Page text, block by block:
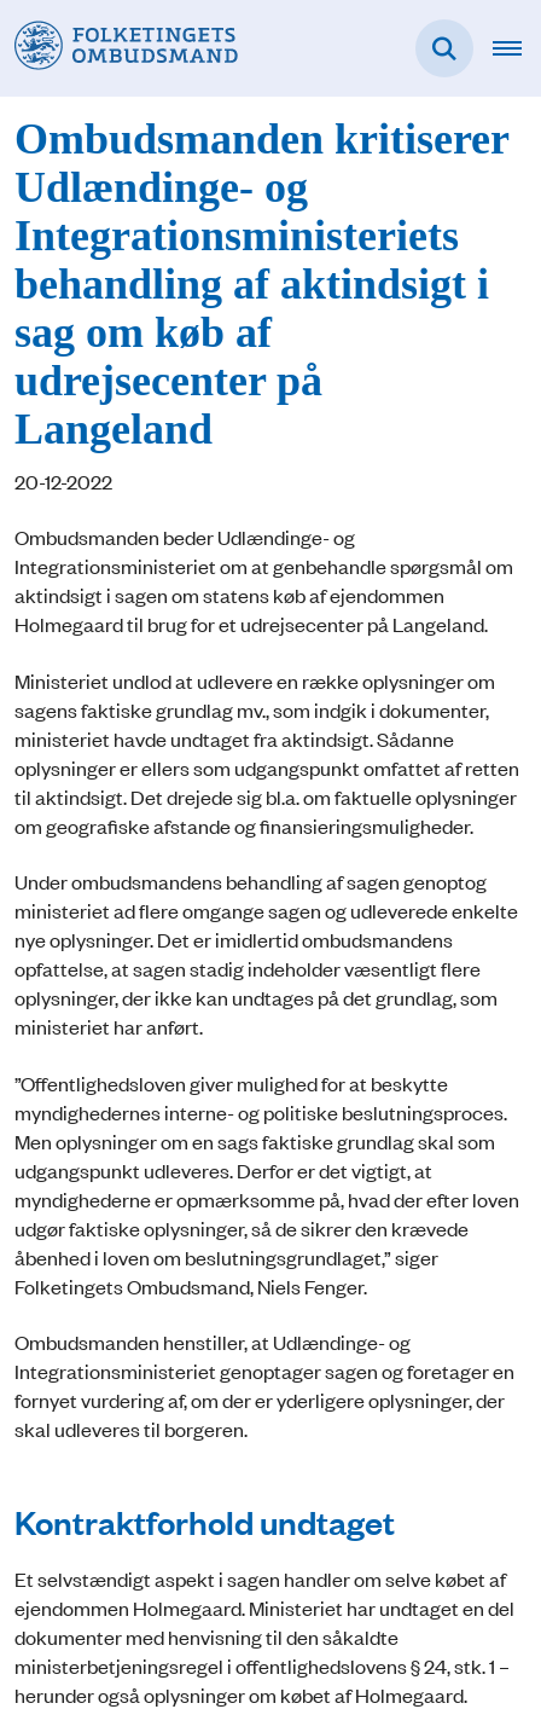
Ombudsmanden kritiserer
Udlændinge- og
Integrationsministeriets
behandling af aktindsigt i
sag om køb af
udrejsecenter på
Langeland
20-12-2022
Ombudsmanden beder Udlændinge- og
Integrationsministeriet om at genbehandle spørgsmål om
aktindsigt i sagen om statens køb af ejendommen
Holmegaard til brug for et udrejsecenter på Langeland.
Ministeriet undlod at udlevere en række oplysninger om
sagens faktiske grundlag mv., som indgik i dokumenter,
ministeriet havde undtaget fra aktindsigt. Sådanne
oplysninger er ellers som udgangspunkt omfattet af retten
til aktindsigt. Det drejede sig bl.a. om faktuelle oplysninger
om geografiske afstande og finansieringsmuligheder.
Under ombudsmandens behandling af sagen genoptog
ministeriet ad flere omgange sagen og udleverede enkelte
nye oplysninger. Det er imidlertid ombudsmandens
opfattelse, at sagen stadig indeholder væsentligt flere
oplysninger, der ikke kan undtages på det grundlag, som
ministeriet har anført.
”Offentlighedsloven giver mulighed for at beskytte
myndighedernes interne- og politiske beslutningsproces.
Men oplysninger om en sags faktiske grundlag skal som
udgangspunkt udleveres. Derfor er det vigtigt, at
myndighederne er opmærksomme på, hvad der efter loven
udgør faktiske oplysninger, så de sikrer den krævede
åbenhed i loven om beslutningsgrundlaget,” siger
Folketingets Ombudsmand, Niels Fenger.
Ombudsmanden henstiller, at Udlændinge- og
Integrationsministeriet genoptager sagen og foretager en
fornyet vurdering af, om der er yderligere oplysninger, der
skal udleveres til borgeren.
Kontraktforhold undtaget
Et selvstændigt aspekt i sagen handler om selve købet af
ejendommen Holmegaard. Ministeriet har undtaget en del
dokumenter med henvisning til den såkaldte
ministerbetjeningsregel i offentlighedslovens § 24, stk. 1 –
herunder også oplysninger om købet af Holmegaard.